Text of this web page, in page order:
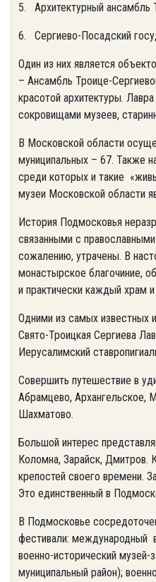
5. Архитектурный ансамбль
6. Сергиево-Посадский
Один из них является
– Ансамбль Троице-
красотой архитектуры.
сокровищами музеев,
В Московской области
муниципальных – 67. Также
среди которых и такие
музеи Московской области
История Подмосковья
связанными с
сожалению, утрачены. В
монастырское благочиние,
и практически каждый храм
Одними из самых известных
Свято-Троицкая Сергиева
Иерусалимский
Совершить путешествие в
Абрамцево, Архангельское,
Шахматово.
Большой интерес
Коломна, Зарайск, Дмитров.
крепостей своего времени.
Это единственный в
В Подмосковье
фестивали: международный
военно-исторический
муниципальный район);